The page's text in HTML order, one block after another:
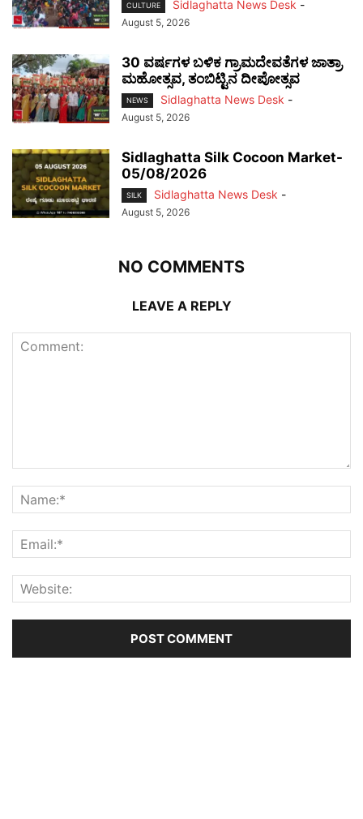
CULTURE Sidlaghatta News Desk -
August 5, 2026
30 ವರ್ಷಗಳ ಬಳಿಕ ಗ್ರಾಮದೇವತೆಗಳ ಜಾತ್ರಾ
ಮಹೋತ್ಸವ, ತಂಬಿಟ್ಟಿನ ದೀಪೋತ್ಸವ
NEWS Sidlaghatta News Desk -
August 5, 2026
Sidlaghatta Silk Cocoon Market-
05/08/2026
SILK Sidlaghatta News Desk -
August 5, 2026
NO COMMENTS
LEAVE A REPLY